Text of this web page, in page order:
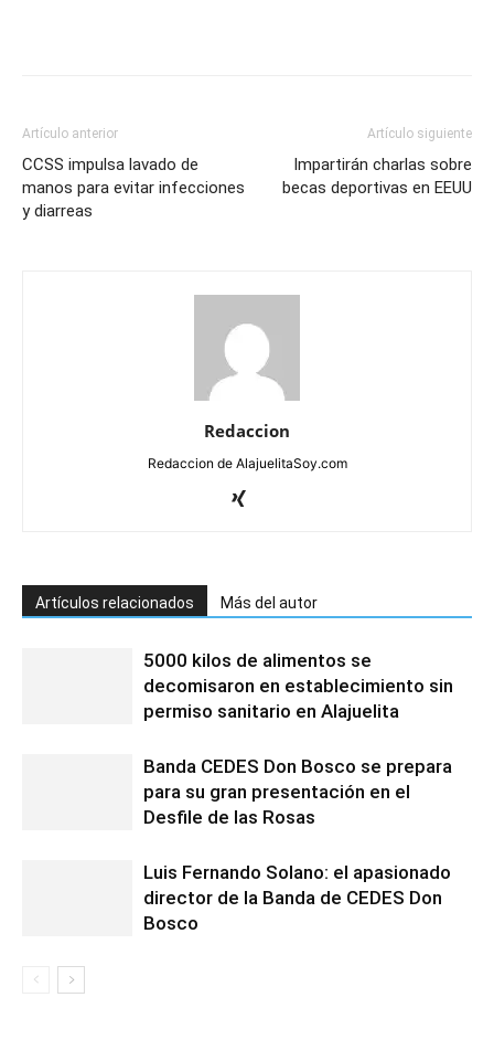
Artículo anterior
CCSS impulsa lavado de
manos para evitar infecciones
y diarreas
Artículo siguiente
Impartirán charlas sobre
becas deportivas en EEUU
Redaccion
Redaccion de AlajuelitaSoy.com
Artículos relacionados Más del autor
5000 kilos de alimentos se
decomisaron en establecimiento sin
permiso sanitario en Alajuelita
Banda CEDES Don Bosco se prepara
para su gran presentación en el
Desfile de las Rosas
Luis Fernando Solano: el apasionado
director de la Banda de CEDES Don
Bosco